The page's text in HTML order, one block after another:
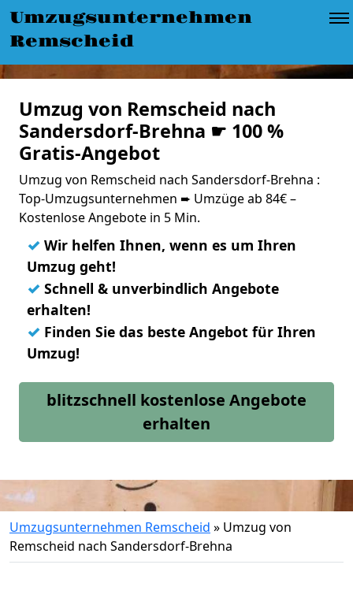
Umzugsunternehmen
Remscheid
Umzug von Remscheid nach
Sandersdorf-Brehna ☛ 100 %
Gratis-Angebot
Umzug von Remscheid nach Sandersdorf-Brehna :
Top-Umzugsunternehmen ➨ Umzüge ab 84€ –
Kostenlose Angebote in 5 Min.
✓ Wir helfen Ihnen, wenn es um Ihren
Umzug geht!
✓ Schnell & unverbindlich Angebote
erhalten!
✓ Finden Sie das beste Angebot für Ihren
Umzug!
blitzschnell kostenlose Angebote
erhalten
Umzugsunternehmen Remscheid » Umzug von
Remscheid nach Sandersdorf-Brehna